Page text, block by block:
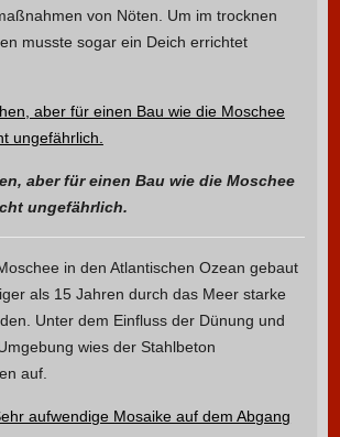
von Nöten. Um im trocknen
musste sogar ein Deich errichtet
aber für einen Bau wie die Moschee
ungefährlich.
in den Atlantischen Ozean gebaut
als 15 Jahren durch das Meer starke
Unter dem Einfluss der Dünung und
wies der Stahlbeton
auf.